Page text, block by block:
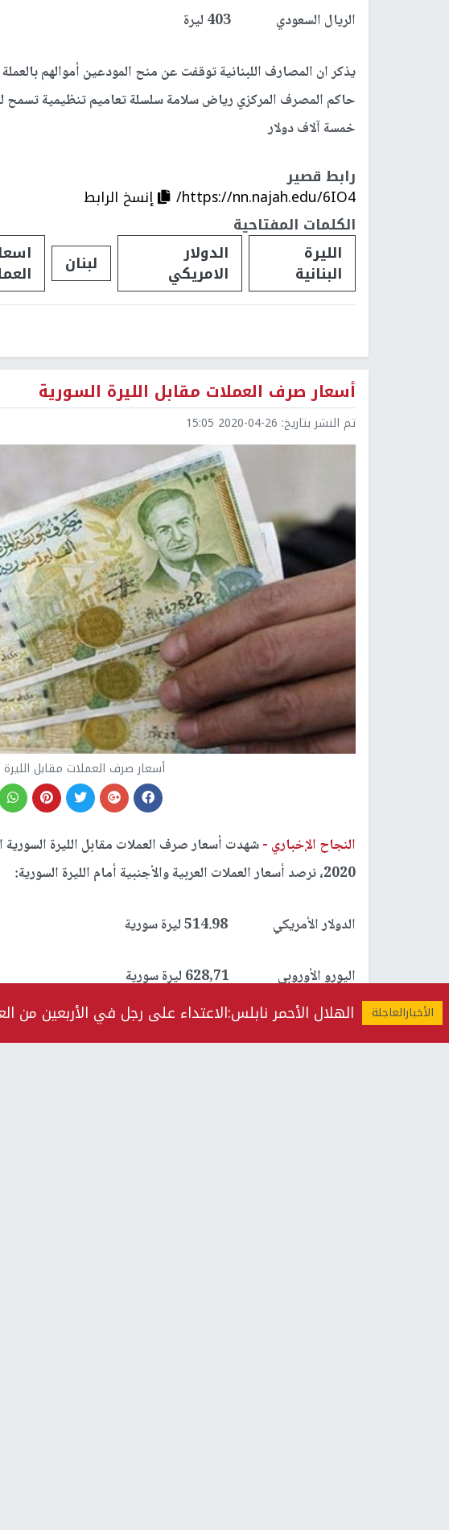
الهلال الأحمر نابلس:الاعتداء على رجل في الأربعين
الريال السعودي 403 ليرة
يذكر ان المصارف اللبنانية توقفت عن منح المودعين أموالهم
حاكم المصرف المركزي رياض سلامة سلسلة تعاميم تنظيمية تسمح
خمسة آلاف دولار
رابط قصير
https://nn.najah.edu/6IO4/
إنسخ الرابط
الكلمات المفتاحية
الليرة
البنانية
الدولار
الامريكي لبنان
أسعار صرف العملات مقابل الليرة السورية
تم النشر بتاريخ: 2020-04-26 15:05
أسعار صرف العملات مقابل الليرة
النجاح الإخباري -
2020، نرصد أسعار العملات العربية والأجنبية أمام الليرة السورية:
الدولار الأمريكي 514.98 ليرة سورية
اليورو الأوروبي 628,71 ليرة سورية
الليرة التركية 125.33 ليرة سورية